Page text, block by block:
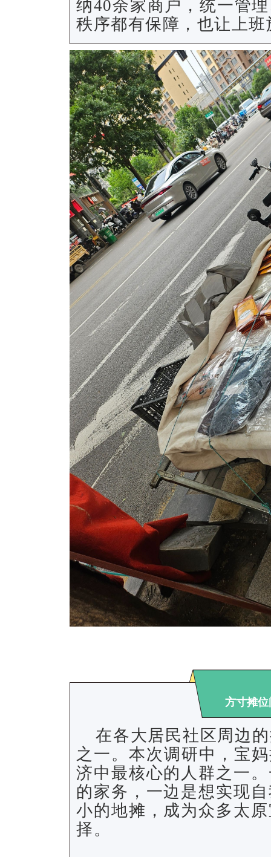
纳40余家商户，统一管
秩序都有保障，也让上
方寸摊
在各大居民社区周边
之一。本次调研中，宝
济中最核心的人群之一
的家务，一边是想实现
小的地摊，成为众多太
择。